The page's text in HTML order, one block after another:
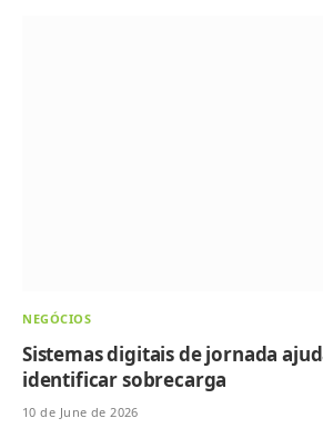
NEGÓCIOS
Sistemas digitais de jornada
identificar sobrecarga
10 de June de 2026